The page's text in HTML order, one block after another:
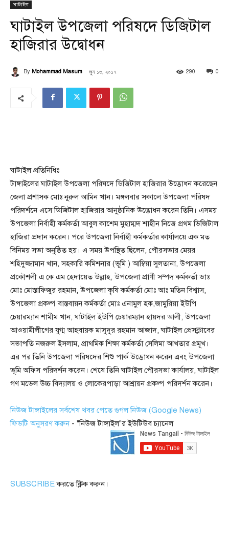
ঘাটাইল
ঘাটাইল উপজেলা পরিষদে ডিজিটাল
হাজিরার উদ্বোধন
By Mohammad Masum জুন ১৩, ২০১৭ 0
290
ঘাটাইল প্রতিনিধিঃ
টাঙ্গাইলের ঘাটাইল উপজেলা পরিষদে ডিজিটাল হাজিরার উদ্ভোধন করেছেন
জেলা প্রশাসক মোঃ নুরুল আমিন খান। মঙ্গলবার সকালে উপজেলা পরিষদ
পরিদর্শনে এসে ডিজিটাল হাজিরার আনুষ্ঠানিক উদ্ভোধন করেন তিনি। এসময়
উপজেলা নির্বাহী কর্মকর্তা আবুল কাশেম মুহাম্মদ শাহীন নিজে প্রথম ডিজিটাল
হাজিরা প্রদান করেন। পরে উপজেলা নির্বাহী কর্মকর্তার কার্যালয়ে এক মত
বিনিময় সভা অনুষ্ঠিত হয়। এ সময় উপস্থিত ছিলেন, পৌরসভার মেয়র
শহিদুজ্জামান খান, সহকারি কমিশনার (ভূমি ) আম্বিয়া সুলতানা, উপজেলা
প্রকৌশলী এ কে এম হেদায়েত উল্লাহ, উপজেলা প্রাণী সম্পদ কর্মকর্তা ডাঃ
মোঃ মোস্তাফিজুর রহমান, উপজেলা কৃষি কর্মকর্তা মোঃ আঃ মতিন বিশ্বাস,
উপজেলা প্রকল্প বাস্তবায়ন কর্মকর্তা মোঃ এনামুল হক,জামুরিয়া ইউপি
চেয়ারম্যান শামীম খান, ঘাটাইল ইউপি চেয়ারম্যান হায়দর আলী, উপজেলা
আওয়ামীলীগের যুগ্ম আহবায়ক মাসুদুর রহমান আজাদ, ঘাটাইল প্রেসক্লাবের
সভাপতি নজরুল ইসলাম, প্রাথমিক শিক্ষা কর্মকর্তা সেলিমা আখতার প্রমূখ।
এর পর তিনি উপজেলা পরিষদের শিশু পার্ক উদ্ভোধন করেন এবং উপজেলা
ভূমি অফিস পরিদর্শন করেন। শেষে তিনি ঘাটাইল পৌরসভা কার্যালয়, ঘাটাইল
গণ মডেল উচ্চ বিদ্যালয় ও লোকেরপাড়া আশ্রায়ন প্রকল্প পরিদর্শন করেন।
নিউজ টাঙ্গাইলের সর্বশেষ খবর পেতে গুগল নিউজ (Google News)
ফিডটি অনুসরণ করুন - "নিউজ টাঙ্গাইল"র ইউটিউব চ্যানেল
SUBSCRIBEকরতে ক্লিক করুন।